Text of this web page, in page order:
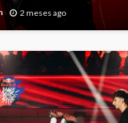
2 meses ago